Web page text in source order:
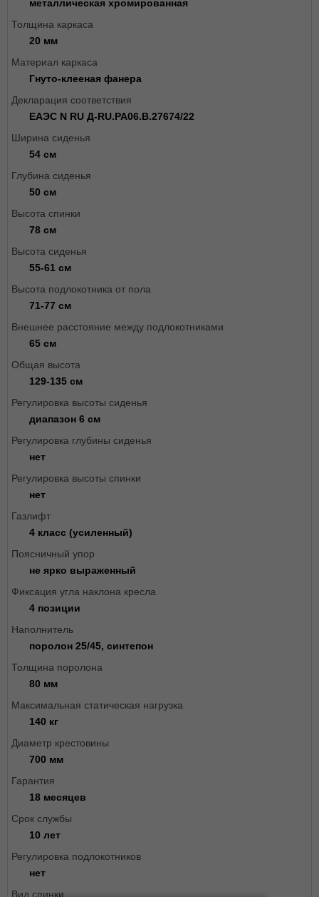
металлическая хромированная
Толщина каркаса
20 мм
Материал каркаса
Гнуто-клееная фанера
Декларация соответствия
ЕАЭС N RU Д-RU.РА06.В.27674/22
Ширина сиденья
54 см
Глубина сиденья
50 см
Высота спинки
78 см
Высота сиденья
55-61 см
Высота подлокотника от пола
71-77 см
Внешнее расстояние между подлокотниками
65 см
Общая высота
129-135 см
Регулировка высоты сиденья
диапазон 6 см
Регулировка глубины сиденья
нет
Регулировка высоты спинки
нет
Газлифт
4 класс (усиленный)
Поясничный упор
не ярко выраженный
Фиксация угла наклона кресла
4 позиции
Наполнитель
поролон 25/45, синтепон
Толщина поролона
80 мм
Максимальная статическая нагрузка
140 кг
Диаметр крестовины
700 мм
Гарантия
18 месяцев
Срок службы
10 лет
Регулировка подлокотников
нет
Вид спинки